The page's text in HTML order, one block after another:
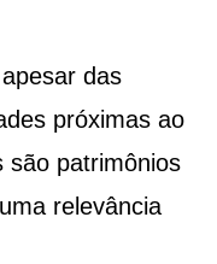
das
próximas ao
são patrimônios
relevância